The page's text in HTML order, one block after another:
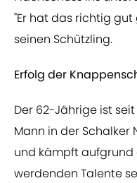
"Er hat das richtig
seinen Schützling.
Erfolg der
Der 62-Jährige ist
Mann in der
und kämpft
werdenden Talente